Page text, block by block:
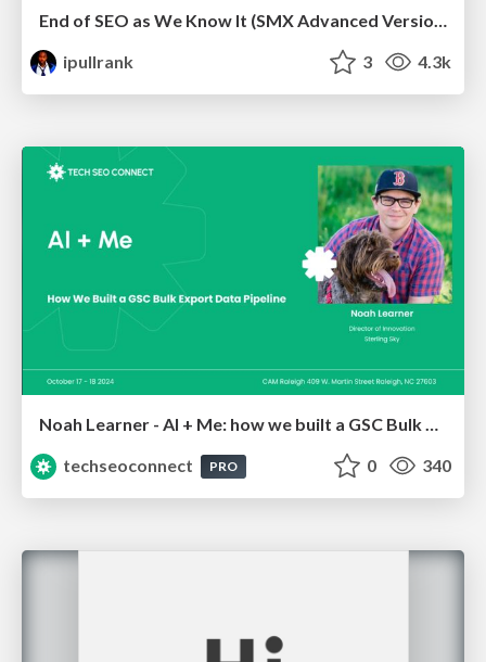
ipullrank
3 4.3k
Noah Learner - AI + Me: how we built a GSC Bulk Export data pipeline
techseoconnect
PRO 0 340